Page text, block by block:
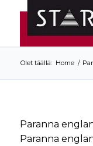
Olet täällä: Home /
Paranna
Paranna